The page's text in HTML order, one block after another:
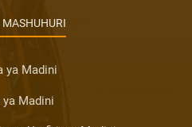
ya Madini
ya Madini